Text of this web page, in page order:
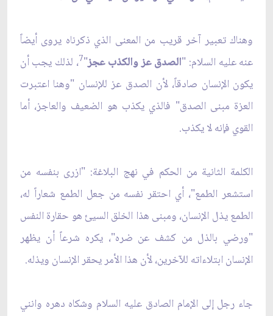
وهناك تعبير آخر قريب من المعنى الذي ذكرناه يروى أيضاً
عنه عليه السلام: "الصدق عز والكذب عجز"
7، لذلك يجب أن
يكون الإنسان صادقاً، لأن الصدق عز للإنسان "وهنا اعتبرت
العزة مبنى الصدق" فالذي يكذب هو الضعيف والعاجز، أما
القوي فإنه لا يكذب.
الكلمة الثانية من الحكم في نهج البلاغة: "ازرى بنفسه من
استشعر الطمع"، أي احتقر نفسه من جعل الطمع شعاراً له،
الطمع يذل الإنسان، ومبنى هذا الخلق السيئ هو حقارة النفس
"ورضي بالذل من كشف عن ضره"، يكره شرعاً أن يظهر
الإنسان ابتلاءاته للآخرين، لأن هذا الأمر يحقر الإنسان ويذله.
جاء رجل إلى الإمام الصادق عليه السلام وشكاه دهره وانني